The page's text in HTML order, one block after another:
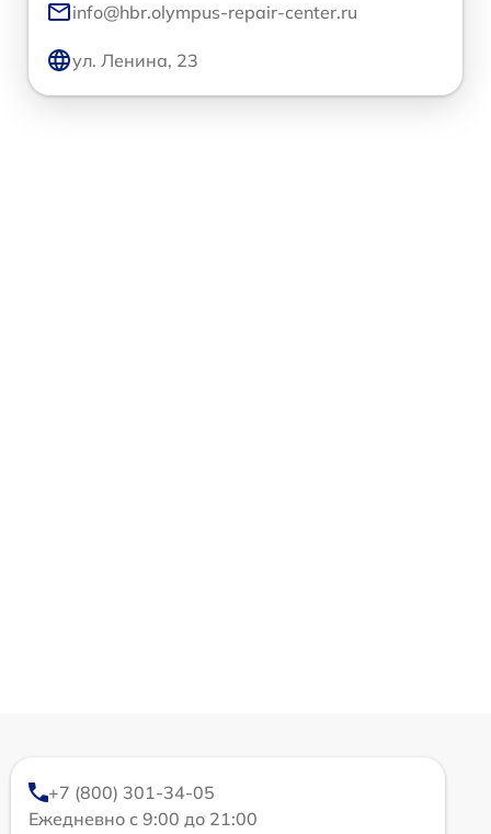
info@hbr.olympus-repair-center.ru
ул. Ленина, 23
+7 (800) 301-34-05
Ежедневно с 9:00 до 21:00